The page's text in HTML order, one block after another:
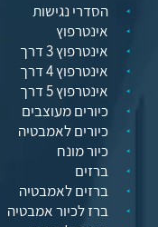
הסדרי נגישות
אינטרפוץ
אינטרפוץ 3 דרך
אינטרפוץ 4 דרך
אינטרפוץ 5 דרך
כיורים מעוצבים
כיורים לאמבטיה
כיור מונח
ברזים
ברזים לאמבטיה
ברז לכיור אמבטיה